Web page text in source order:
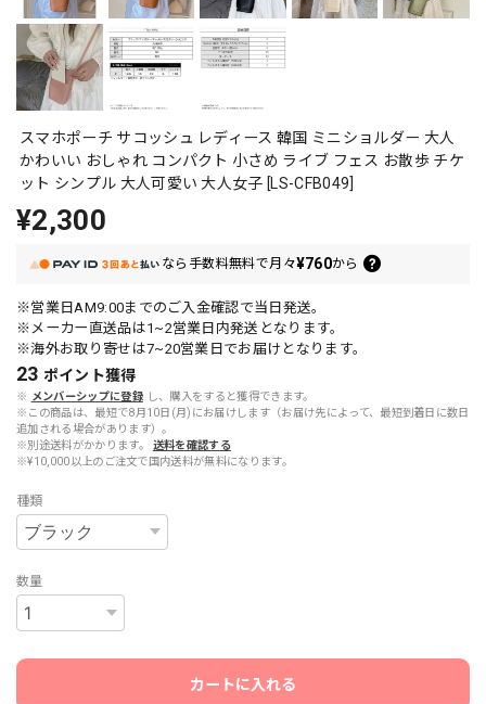
スマホポーチ サコッシュ レディース 韓国 ミニショルダー 大人
かわいい おしゃれ コンパクト 小さめ ライブ フェス お散歩 チケ
ット シンプル 大人可愛い 大人女子 [LS-CFB049]
¥2,300
なら 手数料無料で月々¥760から
※営業日AM9:00までのご入金確認で当日発送。
※メーカー直送品は1~2営業日内発送となります。
※海外お取り寄せは7~20営業日でお届けとなります。
23 ポイント獲得
※ メンバーシップに登録 し、購入をすると獲得できます。
※この商品は、最短で8月10日(月)にお届けします（お届け先によって、最短到着日に数日
追加される場合があります）。
※別途送料がかかります。
送料を確認する
※¥10,000以上のご注文で国内送料が無料になります。
種類
数量
カートに入れる